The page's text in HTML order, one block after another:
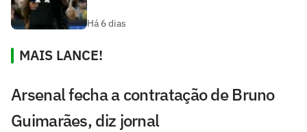
Há 6 dias
MAIS LANCE!
Arsenal fecha a contratação de Bruno
Guimarães, diz jornal